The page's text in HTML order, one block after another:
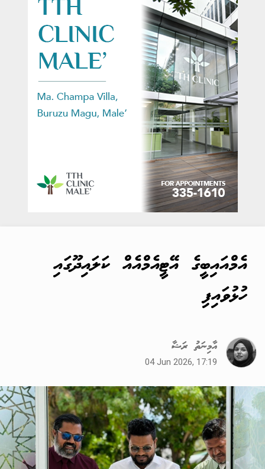
އެމްއައިބީގެ އޭޓީއެމްއެއް ކަލައިދޫގައި
ހުޅުވައިފި
އާމިނަތު ރަޝާ
04 Jun 2026, 17:19